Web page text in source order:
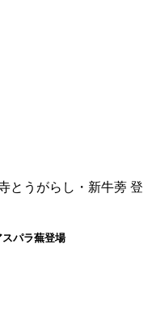
とうがらし・新牛蒡 登
パラ蕪登場